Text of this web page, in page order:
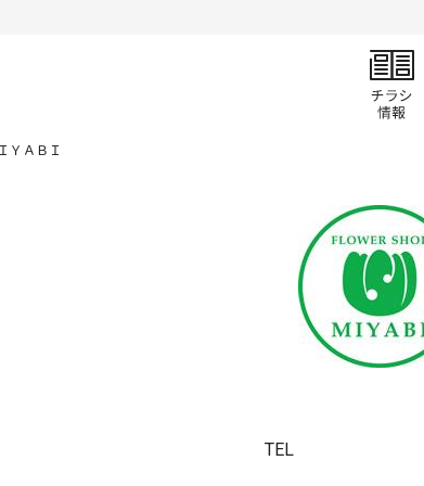
ＹＡＢＩ
TEL